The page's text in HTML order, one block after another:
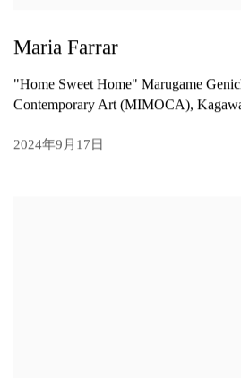
Maria Farrar
"Home Sweet Home" Marugame
Contemporary Art (MIMOCA),
2024年9月17日